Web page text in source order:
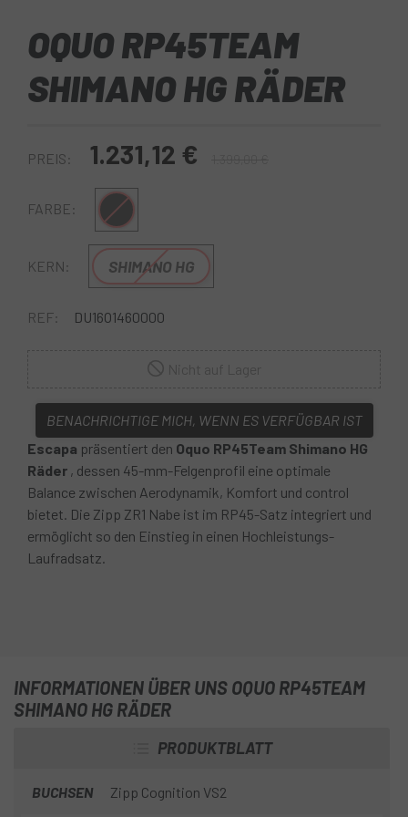
OQUO RP45TEAM
SHIMANO HG RÄDER
PREIS: 1.231,12 €
FARBE:Schwarzgrau
KERN: SHIMANO HG
REF: DU16O1460000
BENACHRICHTIGE MICH, WENN ES VERFÜGBAR IST
Escapa präsentiert den Oquo RP45Team Shimano HG
Räder , dessen 45-mm-Felgenprofil eine optimale
Balance zwischen Aerodynamik, Komfort und control
bietet. Die Zipp ZR1 Nabe ist im RP45-Satz integriert und
ermöglicht so den Einstieg in einen Hochleistungs-
Laufradsatz.
INFORMATIONEN ÜBER UNS OQUO RP45TEAM
SHIMANO HG RÄDER
PRODUKTBLATT
BUCHSEN Zipp Cognition VS2